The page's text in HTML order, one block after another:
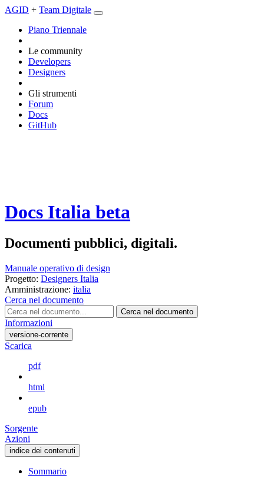
AGID + Team Digitale
Piano Triennale
Le community
Developers
Designers
Gli strumenti
Forum
Docs
GitHub
Docs Italia beta
Documenti pubblici, digitali.
Manuale operativo di design
Progetto: Designers Italia
Amministrazione: italia
Cerca nel documento
Cerca nel documento
Informazioni
versione-corrente
Scarica
pdf
html
epub
Sorgente
Azioni
indice dei contenuti
Sommario